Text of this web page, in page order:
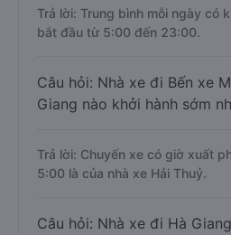
Trả lời: Trung bình mỗi ngày có
bắt đầu từ 5:00 đến 23:00.
Câu hỏi: Nhà xe đi Bến xe
Giang nào khởi hành sớm
Trả lời: Chuyến xe có giờ xuất
5:00 là của nhà xe Hải Thuỷ.
Câu hỏi: Nhà xe đi Hà